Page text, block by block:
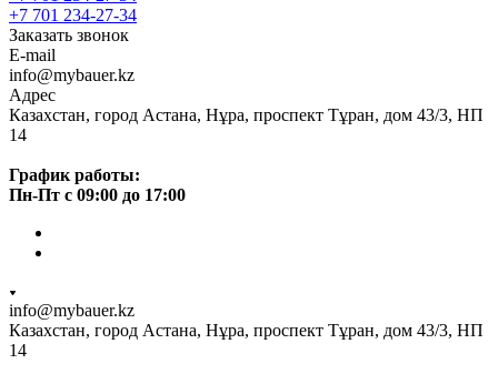
+7 701 234-27-34
Заказать звонок
E-mail
info@mybauer.kz
Адрес
Казахстан, город Астана, Нұра, проспект Тұран, дом 43/3, НП
14
График работы:
Пн-Пт с 09:00 до 17:00
info@mybauer.kz
Казахстан, город Астана, Нұра, проспект Тұран, дом 43/3, НП
14